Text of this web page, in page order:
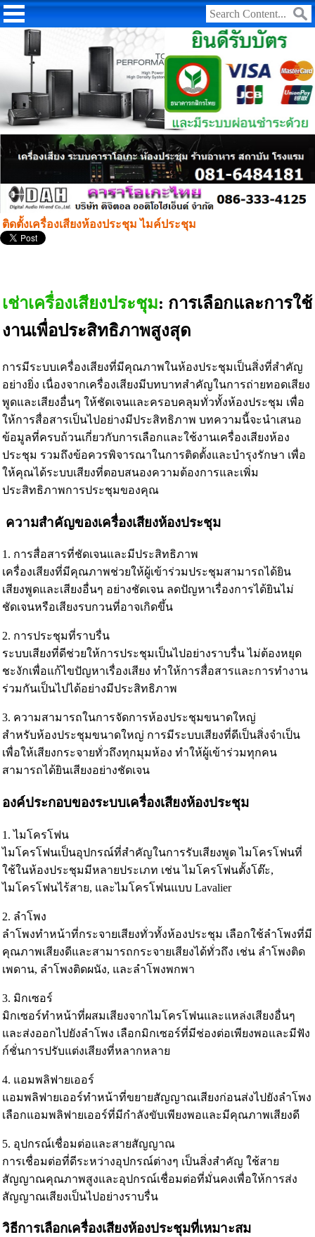
ติดตั้งเครื่องเสียงห้องประชุม ไมค์ประชุม
เช่าเครื่องเสียงประชุม: การเลือกและการใช้
งานเพื่อประสิทธิภาพสูงสุด
การมีระบบเครื่องเสียงที่มีคุณภาพในห้องประชุมเป็นสิ่งที่สำคัญ
อย่างยิ่ง เนื่องจากเครื่องเสียงมีบทบาทสำคัญในการถ่ายทอดเสียง
พูดและเสียงอื่นๆ ให้ชัดเจนและครอบคลุมทั่วทั้งห้องประชุม เพื่อ
ให้การสื่อสารเป็นไปอย่างมีประสิทธิภาพ บทความนี้จะนำเสนอ
ข้อมูลที่ครบถ้วนเกี่ยวกับการเลือกและใช้งานเครื่องเสียงห้อง
ประชุม รวมถึงข้อควรพิจารณาในการติดตั้งและบำรุงรักษา เพื่อ
ให้คุณได้ระบบเสียงที่ตอบสนองความต้องการและเพิ่ม
ประสิทธิภาพการประชุมของคุณ
ความสำคัญของเครื่องเสียงห้องประชุม
1. การสื่อสารที่ชัดเจนและมีประสิทธิภาพ
เครื่องเสียงที่มีคุณภาพช่วยให้ผู้เข้าร่วมประชุมสามารถได้ยิน
เสียงพูดและเสียงอื่นๆ อย่างชัดเจน ลดปัญหาเรื่องการได้ยินไม่
ชัดเจนหรือเสียงรบกวนที่อาจเกิดขึ้น
2. การประชุมที่ราบรื่น
ระบบเสียงที่ดีช่วยให้การประชุมเป็นไปอย่างราบรื่น ไม่ต้องหยุด
ชะงักเพื่อแก้ไขปัญหาเรื่องเสียง ทำให้การสื่อสารและการทำงาน
ร่วมกันเป็นไปได้อย่างมีประสิทธิภาพ
3. ความสามารถในการจัดการห้องประชุมขนาดใหญ่
สำหรับห้องประชุมขนาดใหญ่ การมีระบบเสียงที่ดีเป็นสิ่งจำเป็น
เพื่อให้เสียงกระจายทั่วถึงทุกมุมห้อง ทำให้ผู้เข้าร่วมทุกคน
สามารถได้ยินเสียงอย่างชัดเจน
องค์ประกอบของระบบเครื่องเสียงห้องประชุม
1. ไมโครโฟน
ไมโครโฟนเป็นอุปกรณ์ที่สำคัญในการรับเสียงพูด ไมโครโฟนที่
ใช้ในห้องประชุมมีหลายประเภท เช่น ไมโครโฟนตั้งโต๊ะ,
ไมโครโฟนไร้สาย, และไมโครโฟนแบบ Lavalier
2. ลำโพง
ลำโพงทำหน้าที่กระจายเสียงทั่วทั้งห้องประชุม เลือกใช้ลำโพงที่มี
คุณภาพเสียงดีและสามารถกระจายเสียงได้ทั่วถึง เช่น ลำโพงติด
เพดาน, ลำโพงติดผนัง, และลำโพงพกพา
3. มิกเซอร์
มิกเซอร์ทำหน้าที่ผสมเสียงจากไมโครโฟนและแหล่งเสียงอื่นๆ
และส่งออกไปยังลำโพง เลือกมิกเซอร์ที่มีช่องต่อเพียงพอและมีฟัง
ก์ชั่นการปรับแต่งเสียงที่หลากหลาย
4. แอมพลิฟายเออร์
แอมพลิฟายเออร์ทำหน้าที่ขยายสัญญาณเสียงก่อนส่งไปยังลำโพง
เลือกแอมพลิฟายเออร์ที่มีกำลังขับเพียงพอและมีคุณภาพเสียงดี
5. อุปกรณ์เชื่อมต่อและสายสัญญาณ
การเชื่อมต่อที่ดีระหว่างอุปกรณ์ต่างๆ เป็นสิ่งสำคัญ ใช้สาย
สัญญาณคุณภาพสูงและอุปกรณ์เชื่อมต่อที่มั่นคงเพื่อให้การส่ง
สัญญาณเสียงเป็นไปอย่างราบรื่น
วิธีการเลือกเครื่องเสียงห้องประชุมที่เหมาะสม